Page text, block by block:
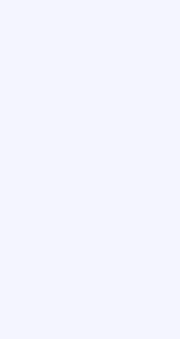
工場／福利厚生充実◎◢
∕残業が発⽣しない仕組み